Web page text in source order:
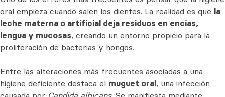
oral empieza cuando salen los dientes. La realidad es que la
leche materna o artificial deja residuos en encías,
lengua y mucosas, creando un entorno propicio para la
proliferación de bacterias y hongos.
Entre las alteraciones más frecuentes asociadas a una
higiene deficiente destaca el muguet oral , una infección